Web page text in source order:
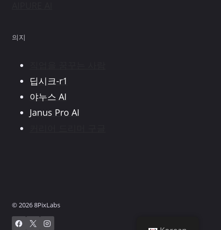
의지
딥시크-r1
야누스 AI
Janus Pro AI
© 2026 8PixLabs